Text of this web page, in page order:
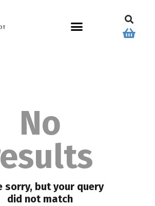
No
sorry, but your query
did not match